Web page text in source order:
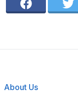
About Us